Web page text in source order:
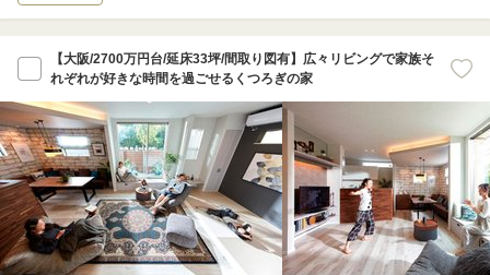
【大阪/2700万円台/延床33坪/間取り図有】広々リビングで家族そ
れぞれが好きな時間を過ごせるくつろぎの家